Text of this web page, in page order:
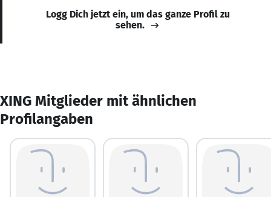
Logg Dich jetzt ein, um das ganze Profil zu
sehen.
XING Mitglieder mit ähnlichen
Profilangaben